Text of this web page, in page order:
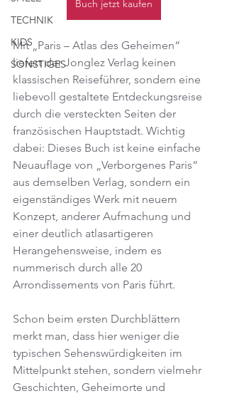
TECHNIK
KIDS
SONSTIGES
Buch jetzt kaufen
Mit „Paris – Atlas des Geheimen“
liefert der Jonglez Verlag keinen
klassischen Reiseführer, sondern eine
liebevoll gestaltete Entdeckungsreise
durch die versteckten Seiten der
französischen Hauptstadt. Wichtig
dabei: Dieses Buch ist keine einfache
Neuauflage von „Verborgenes Paris“
aus demselben Verlag, sondern ein
eigenständiges Werk mit neuem
Konzept, anderer Aufmachung und
einer deutlich atlasartigeren
Herangehensweise, indem es
nummerisch durch alle 20
Arrondissements von Paris führt.
Schon beim ersten Durchblättern
merkt man, dass hier weniger die
typischen Sehenswürdigkeiten im
Mittelpunkt stehen, sondern vielmehr
Geschichten, Geheimorte und